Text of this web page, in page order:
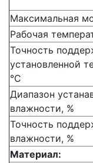
Максимальная
Рабочая
Точность
установленной
°C
Диапазон
влажности, %
Точность
влажности, %
Материал: